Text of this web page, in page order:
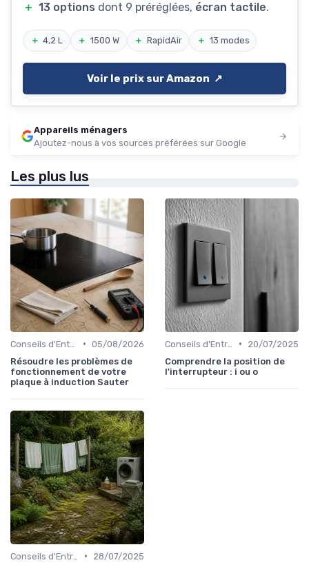
＋ 13 options dont 9 préréglées, écran tactile.
＋ 4,2 L ＋ 1500 W ＋ RapidAir ＋ 13 modes
Voir le prix sur Amazon ↗️
Appareils ménagers
Ajoutez-nous à vos sources préférées sur Google
Les plus lus
• 05/08/2026
Résoudre les problèmes de
fonctionnement de votre
plaque à induction Sauter
•
20/07/2025
Comprendre la position de
l'interrupteur : i ou o
•
28/07/2025